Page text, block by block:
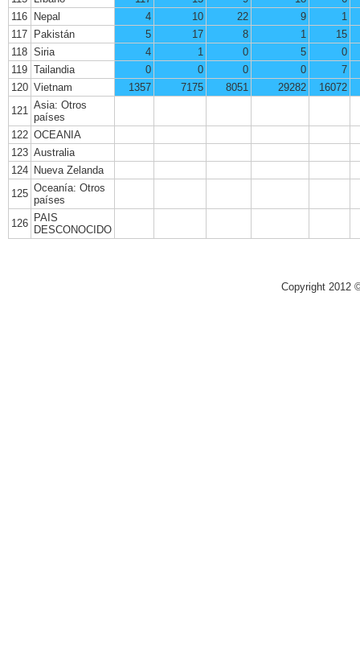
116 Nepal 4 10 22 9
1
117 Pakistán 5 17 8 1
15
118 Siria 4 1 0 5
0
119 Tailandia 0 0 0 0
7
120 Vietnam 1357 7175 8051 29282
16072
121 Asia: Otros
países
122 OCEANIA
123 Australia
124 Nueva Zelanda
125 Oceanía: Otros
países
126 PAIS
DESCONOCIDO
Copyright 2012